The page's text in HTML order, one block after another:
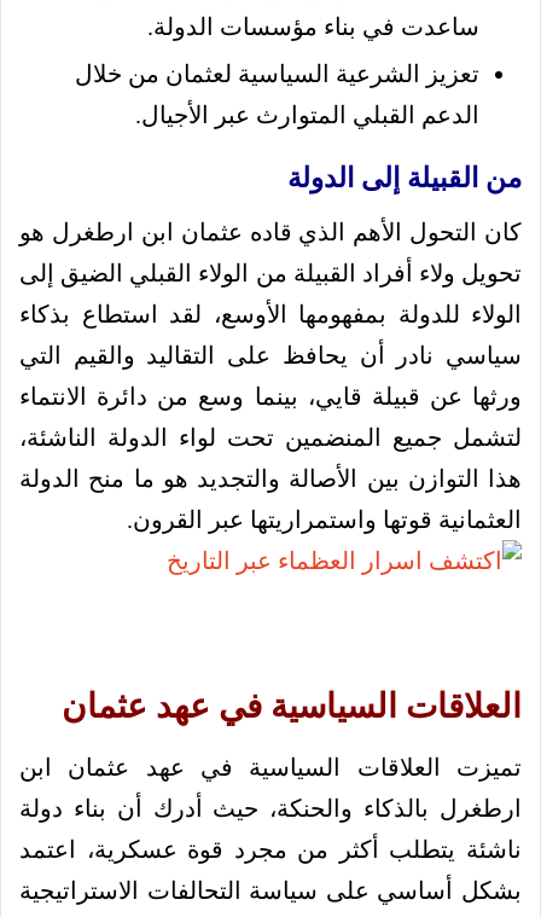
ساعدت في بناء مؤسسات الدولة.
تعزيز الشرعية السياسية لعثمان من خلال
الدعم القبلي المتوارث عبر الأجيال.
من القبيلة إلى الدولة
كان التحول الأهم الذي قاده عثمان ابن ارطغرل هو
تحويل ولاء أفراد القبيلة من الولاء القبلي الضيق إلى
الولاء للدولة بمفهومها الأوسع، لقد استطاع بذكاء
سياسي نادر أن يحافظ على التقاليد والقيم التي
ورثها عن قبيلة قايي، بينما وسع من دائرة الانتماء
لتشمل جميع المنضمين تحت لواء الدولة الناشئة،
هذا التوازن بين الأصالة والتجديد هو ما منح الدولة
العثمانية قوتها واستمراريتها عبر القرون.
العلاقات السياسية في عهد عثمان
تميزت العلاقات السياسية في عهد عثمان ابن
ارطغرل بالذكاء والحنكة، حيث أدرك أن بناء دولة
ناشئة يتطلب أكثر من مجرد قوة عسكرية، اعتمد
بشكل أساسي على سياسة التحالفات الاستراتيجية